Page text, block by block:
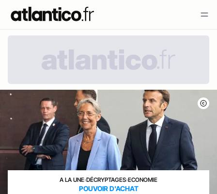
A LA UNE›DÉCRYPTAGES›ECONOMIE
POUVOIR D'ACHAT